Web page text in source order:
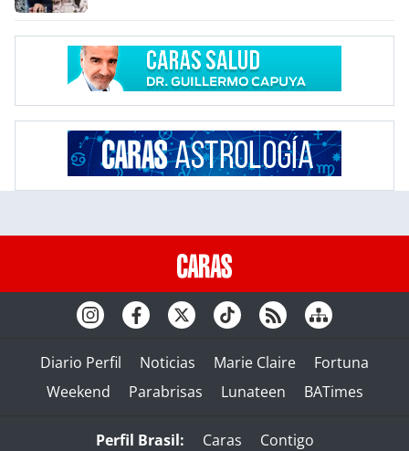
Diario Perfil Noticias Marie Claire
Fortuna
Weekend
Parabrisas Lunateen BATimes
Perfil Brasil: Caras Contigo